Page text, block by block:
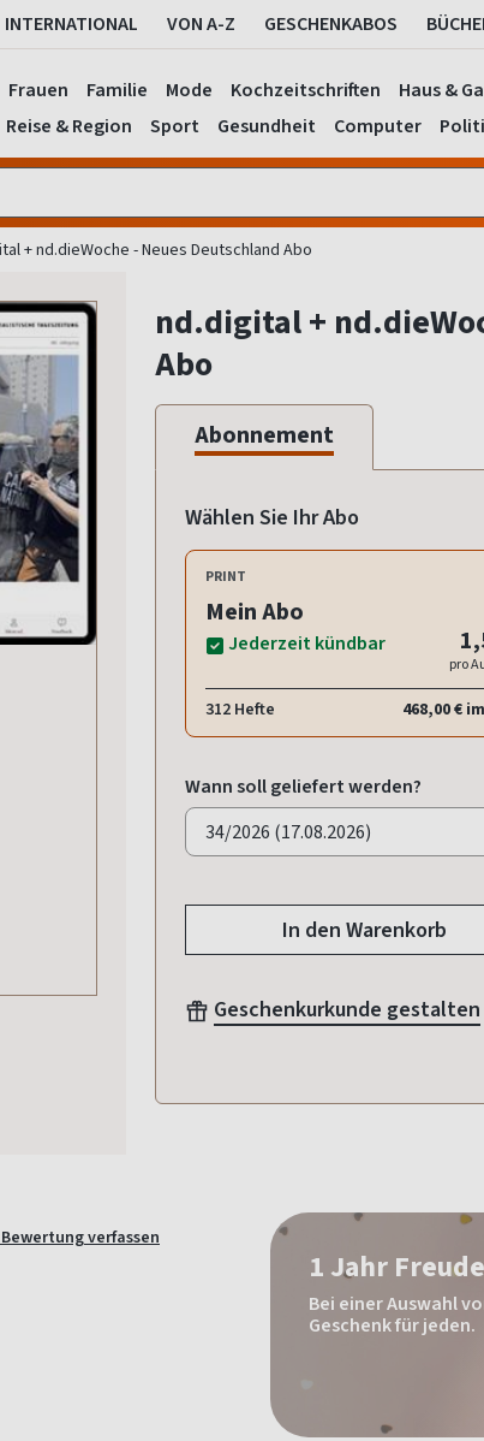
INTERNATIONAL VON A-Z GESCHENKABOS
Frauen Familie Mode Kochzeitschriften Haus &
Reise & Region Sport Gesundheit Computer
+ nd.dieWoche - Neues Deutschland Abo
nd.digital +
Abo
Abonnement
Wählen Sie Ihr Abo
PRINT
Mein Abo
Jederzeit kündbar
pro
312 Hefte 468,00 €
Wann soll geliefert werden?
In den Warenkorb
Geschenkurkunde gestalten
Bewertung verfassen
1 Jahr
Bei einer Auswahl
Geschenk für jeden.